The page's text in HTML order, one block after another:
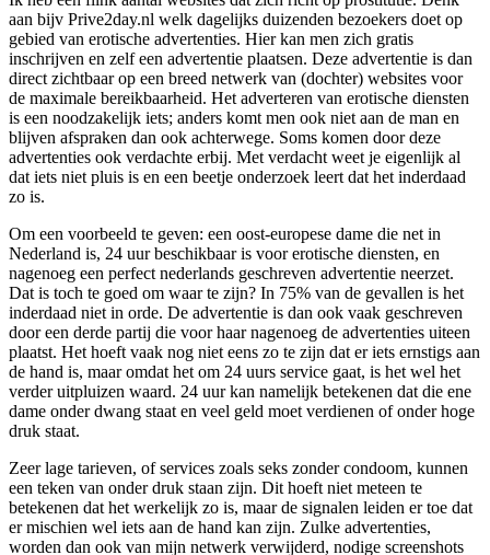
aan bijv Prive2day.nl welk dagelijks duizenden bezoekers doet op
gebied van erotische advertenties. Hier kan men zich gratis
inschrijven en zelf een advertentie plaatsen. Deze advertentie is dan
direct zichtbaar op een breed netwerk van (dochter) websites voor
de maximale bereikbaarheid. Het adverteren van erotische diensten
is een noodzakelijk iets; anders komt men ook niet aan de man en
blijven afspraken dan ook achterwege. Soms komen door deze
advertenties ook verdachte erbij. Met verdacht weet je eigenlijk al
dat iets niet pluis is en een beetje onderzoek leert dat het inderdaad
zo is.
Om een voorbeeld te geven: een oost-europese dame die net in
Nederland is, 24 uur beschikbaar is voor erotische diensten, en
nagenoeg een perfect nederlands geschreven advertentie neerzet.
Dat is toch te goed om waar te zijn? In 75% van de gevallen is het
inderdaad niet in orde. De advertentie is dan ook vaak geschreven
door een derde partij die voor haar nagenoeg de advertenties uiteen
plaatst. Het hoeft vaak nog niet eens zo te zijn dat er iets ernstigs aan
de hand is, maar omdat het om 24 uurs service gaat, is het wel het
verder uitpluizen waard. 24 uur kan namelijk betekenen dat die ene
dame onder dwang staat en veel geld moet verdienen of onder hoge
druk staat.
Zeer lage tarieven, of services zoals seks zonder condoom, kunnen
een teken van onder druk staan zijn. Dit hoeft niet meteen te
betekenen dat het werkelijk zo is, maar de signalen leiden er toe dat
er mischien wel iets aan de hand kan zijn. Zulke advertenties,
worden dan ook van mijn netwerk verwijderd, nodige screenshots